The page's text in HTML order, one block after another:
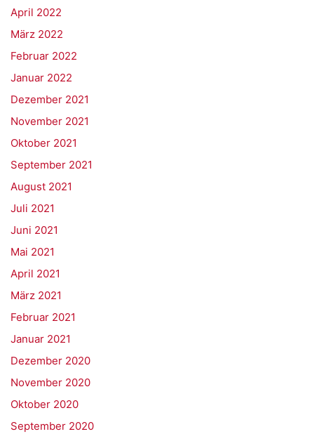
April 2022
März 2022
Februar 2022
Januar 2022
Dezember 2021
November 2021
Oktober 2021
September 2021
August 2021
Juli 2021
Juni 2021
Mai 2021
April 2021
März 2021
Februar 2021
Januar 2021
Dezember 2020
November 2020
Oktober 2020
September 2020